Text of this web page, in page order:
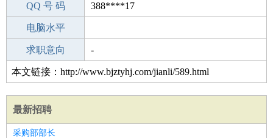
手机号码 183****3508
QQ 号 码 388****17
微信号码
电脑水平
外语水平
求职意向 -
本文链接：http://www.bjztyhj.com/jianli/589.html
最新招聘
采购部部长